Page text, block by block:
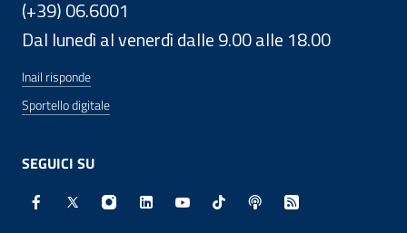
(+39) 06.6001
Dal lunedì al venerdì dalle 9.00 alle 18.00
Inail risponde
Sportello digitale
SEGUICI SU
Facebook - Sito esterno - Apertura in nuova finestra
X - Sito esterno - Apertura in nuova finestra
Instagram - Sito esterno - Apertura in
Linkedin - Sito esterno - Apertura in
Youtube - Sito esterno -
TikTok - Sito esterno -
Spreaker - Sito
Feed RSS -